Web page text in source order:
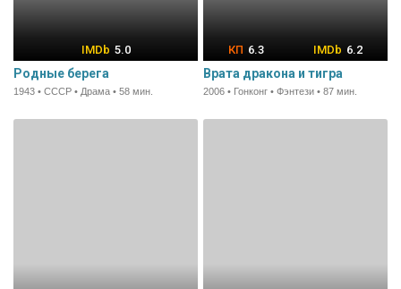
5.0
Родные берега
1943 • СССР • Драма • 58 мин.
6.3 6.2
Врата дракона и тигра
2006 • Гонконг • Фэнтези • 87 мин.